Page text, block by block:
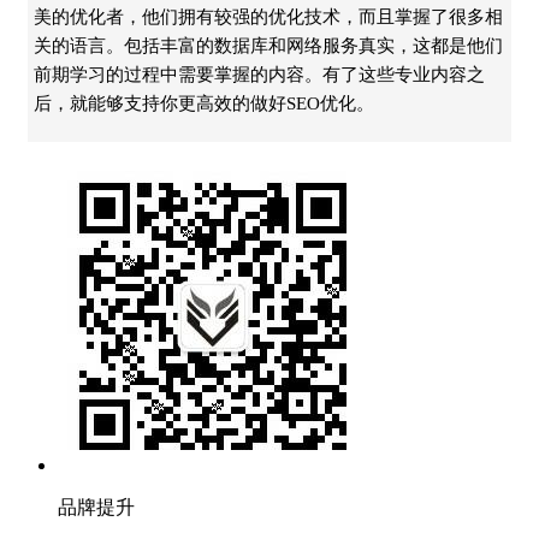
美的优化者，他们拥有较强的优化技术，而且掌握了很多相
关的语言。包括丰富的数据库和网络服务真实，这都是他们
前期学习的过程中需要掌握的内容。有了这些专业内容之
后，就能够支持你更高效的做好SEO优化。
品牌提升